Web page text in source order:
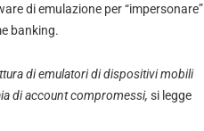
di emulazione per “impersonare”
banking.
di emulatori di dispositivi mobili
di account compromessi, si legge